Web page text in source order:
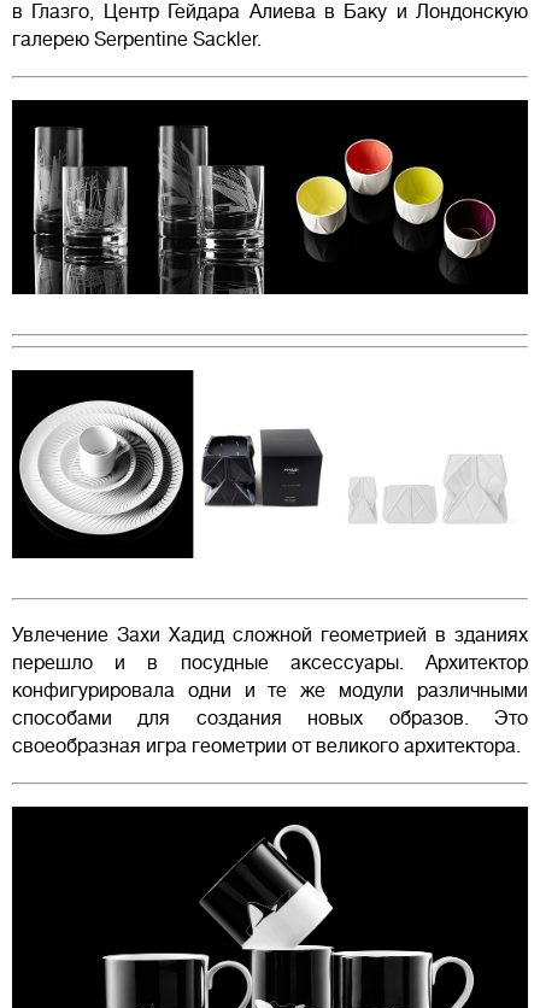
в Глазго, Центр Гейдара Алиева в Баку и Лондонскую
галерею Serpentine Sackler.
Увлечение Захи Хадид сложной геометрией в зданиях
перешло и в посудные аксессуары. Архитектор
конфигурировала одни и те же модули различными
способами для создания новых образов. Это
своеобразная игра геометрии от великого архитектора.